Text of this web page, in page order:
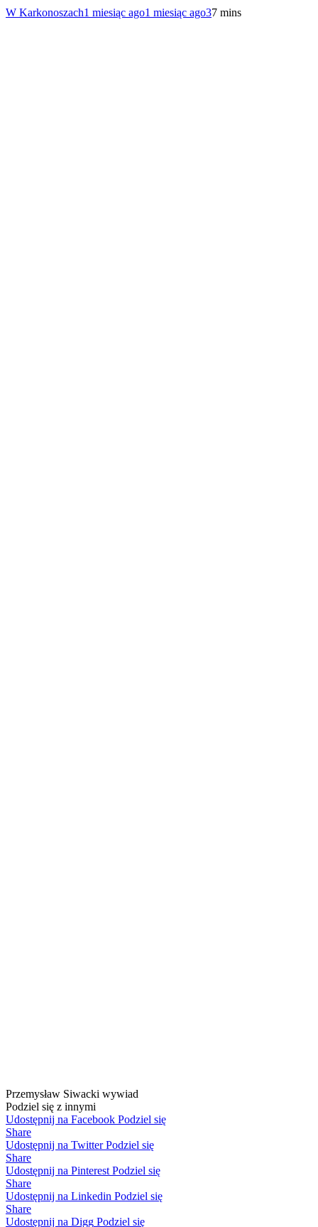
W Karkonoszach1 miesiąc ago1 miesiąc ago37 mins
Przemysław Siwacki wywiad
Podziel się z innymi
Udostępnij na Facebook Podziel się
Share
Udostępnij na Twitter Podziel się
Share
Udostępnij na Pinterest Podziel się
Share
Udostępnij na Linkedin Podziel się
Share
Udostępnij na Digg Podziel się